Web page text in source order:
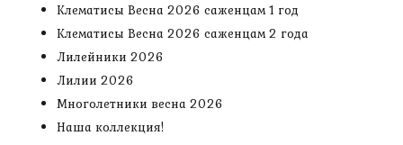
Клематисы Весна 2026 саженцам 1 год
Клематисы Весна 2026 саженцам 2 года
Лилейники 2026
Лилии 2026
Многолетники весна 2026
Наша коллекция!